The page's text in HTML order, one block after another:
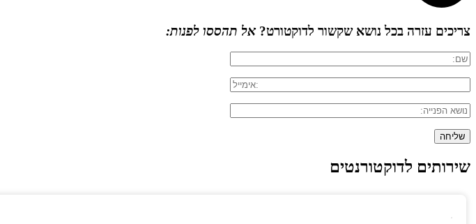
צריכים עזרה בכל נושא שקשור לדוקטורט?אל תהססו לפנות:
שירותים לדוקטורנטים